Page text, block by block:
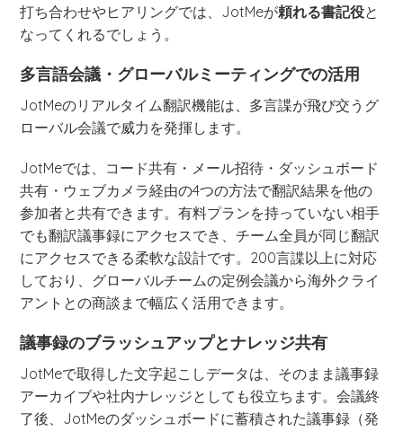
打ち合わせやヒアリングでは、JotMeが頼れる書記役と
なってくれるでしょう。
多言語会議・グローバルミーティングでの活用
JotMeのリアルタイム翻訳機能は、多言諜が飛び交うグ
ローバル会議で威力を発揮します。
JotMeでは、コード共有・メール招待・ダッシュボード
共有・ウェブカメラ経由の4つの方法で翻訳結果を他の
参加者と共有できます。有料プランを持っていない相手
でも翻訳議事録にアクセスでき、チーム全員が同じ翻訳
にアクセスできる柔軟な設計です。200言諜以上に対応
しており、グローバルチームの定例会議から海外クライ
アントとの商談まで幅広く活用できます。
議事録のブラッシュアップとナレッジ共有
JotMeで取得した文字起こしデータは、そのまま議事録
アーカイブや社内ナレッジとしても役立ちます。会議終
了後、JotMeのダッシュボードに蓄積された議事録（発